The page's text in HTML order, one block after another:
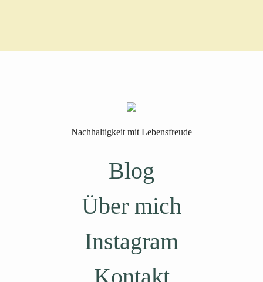
Nachhaltigkeit mit Lebensfreude
Blog
Über mich
Instagram
Kontakt